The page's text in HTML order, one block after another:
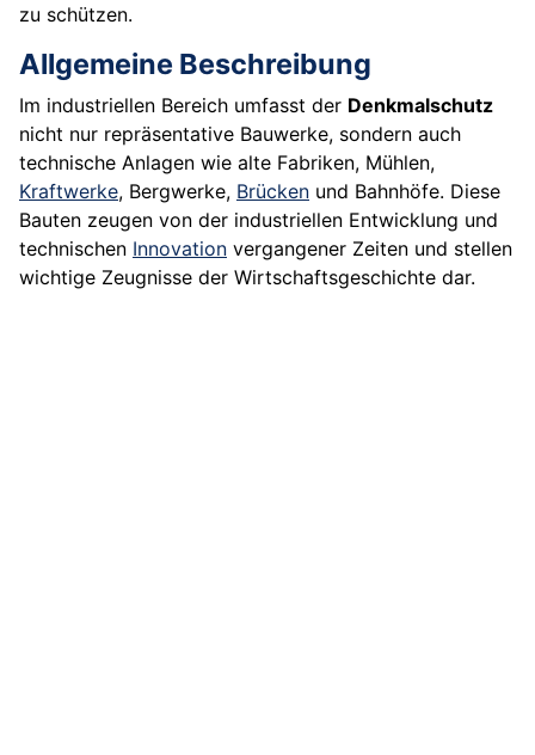
zu schützen.
Allgemeine Beschreibung
Im industriellen Bereich umfasst der Denkmalschutz
nicht nur repräsentative Bauwerke, sondern auch
technische Anlagen wie alte Fabriken, Mühlen,
Kraftwerke, Bergwerke, Brücken und Bahnhöfe. Diese
Bauten zeugen von der industriellen Entwicklung und
technischen Innovation vergangener Zeiten und stellen
wichtige Zeugnisse der Wirtschaftsgeschichte dar.